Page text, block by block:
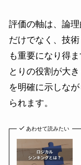
評価の軸は、論
だけでなく、技
も重要になり得
とりの役割が大
を明確に示しな
られます。
あわせて読みたい